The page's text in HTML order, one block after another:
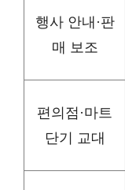
행사 안내·판
매 보조
편의점·마트
단기 교대